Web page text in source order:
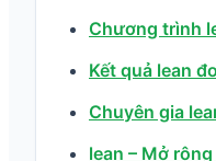
Chương trình
Kết quả lean
Chuyên gia
lean – Mở